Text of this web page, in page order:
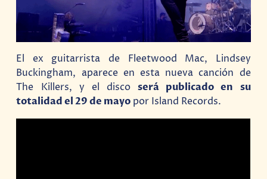
El ex guitarrista de Fleetwood Mac, Lindsey
Buckingham, aparece en esta nueva canción de
The Killers, y el discoserá publicado en su
totalidad el 29 de mayo por Island Records.